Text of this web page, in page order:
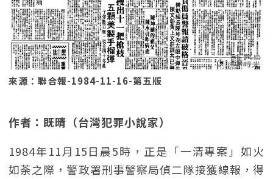
來源：聯合報-1984-11-16-第五版
作者：既晴（台灣犯罪小說家）
1984年11月15日晨5時，正是「一清專案」如火
如荼之際，警政署刑事警察局偵二隊接獲線報，得